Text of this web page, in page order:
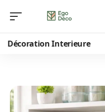
Décoration Interieure